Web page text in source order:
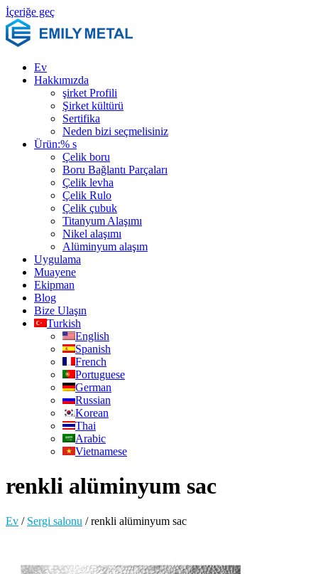
İçeriğe geç
Ev
Hakkımızda
şirket Profili
Şirket kültürü
Sertifika
Neden bizi seçmelisiniz
Ürün:% s
Çelik boru
Boru Bağlantı Parçaları
Çelik levha
Çelik Rulo
Çelik çubuk
Titanyum Alaşımı
Nikel alaşımı
Alüminyum alaşım
Uygulama
Muayene
Ekipman
Blog
Bize Ulaşın
Turkish
English
Spanish
French
Portuguese
German
Russian
Korean
Thai
Arabic
Vietnamese
renkli alüminyum sac
Ev / Sergi salonu /renkli alüminyum sac